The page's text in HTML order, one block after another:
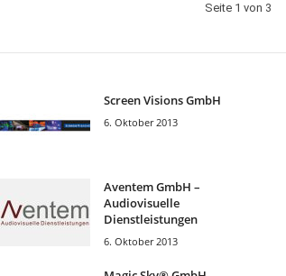
Seite 1 von 3
Screen Visions GmbH
6. Oktober 2013
Aventem GmbH –
Audiovisuelle
Dienstleistungen
6. Oktober 2013